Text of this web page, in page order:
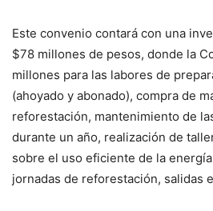
Este convenio contará con una
$78 millones de pesos, donde la
millones para las labores de
(ahoyado y abonado), compra de
reforestación, mantenimiento de
durante un año, realización de
sobre el uso eficiente de la
jornadas de reforestación, salidas